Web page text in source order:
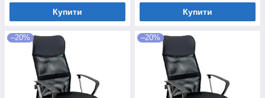
Купити Купити
–20% –20%